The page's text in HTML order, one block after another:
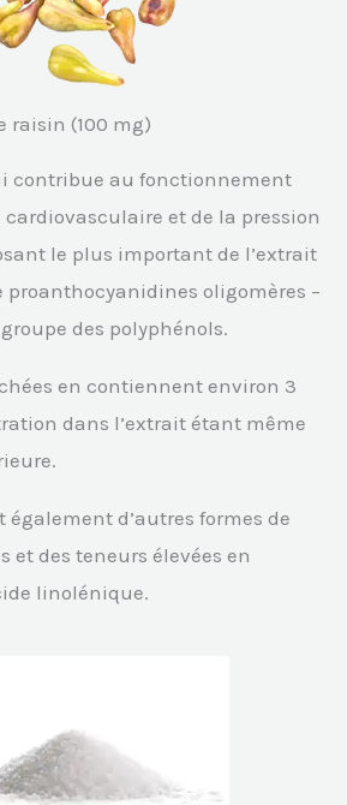
raisin (100 mg)
contribue au fonctionnement
et de la pression
le plus important de l’extrait
proanthocyanidines oligomères –
des polyphénols.
en contiennent environ 3
dans l’extrait étant même
d’autres formes de
et des teneurs élevées en
linolénique.